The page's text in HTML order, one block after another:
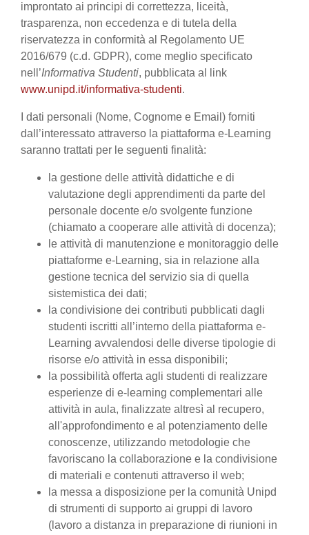
improntato ai principi di correttezza, liceità,
trasparenza, non eccedenza e di tutela della
riservatezza in conformità al Regolamento UE
2016/679 (c.d. GDPR), come meglio specificato
nell’Informativa Studenti, pubblicata al link
www.unipd.it/informativa-studenti.
I dati personali (Nome, Cognome e Email) forniti
dall’interessato attraverso la piattaforma e-Learning
saranno trattati per le seguenti finalità:
la gestione delle attività didattiche e di
valutazione degli apprendimenti da parte del
personale docente e/o svolgente funzione
(chiamato a cooperare alle attività di docenza);
le attività di manutenzione e monitoraggio delle
piattaforme e-Learning, sia in relazione alla
gestione tecnica del servizio sia di quella
sistemistica dei dati;
la condivisione dei contributi pubblicati dagli
studenti iscritti all’interno della piattaforma e-
Learning avvalendosi delle diverse tipologie di
risorse e/o attività in essa disponibili;
la possibilità offerta agli studenti di realizzare
esperienze di e-learning complementari alle
attività in aula, finalizzate altresì al recupero,
all'approfondimento e al potenziamento delle
conoscenze, utilizzando metodologie che
favoriscano la collaborazione e la condivisione
di materiali e contenuti attraverso il web;
la messa a disposizione per la comunità Unipd
di strumenti di supporto ai gruppi di lavoro
(lavoro a distanza in preparazione di riunioni in